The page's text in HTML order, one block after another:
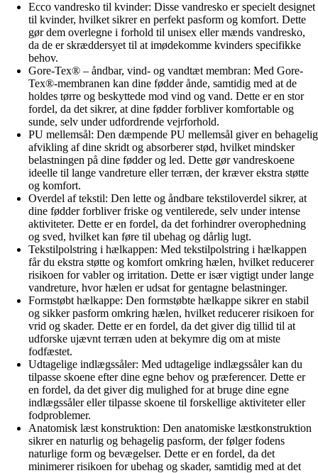
Ecco vandresko til kvinder: Disse vandresko er specielt designet
til kvinder, hvilket sikrer en perfekt pasform og komfort. Dette
gør dem overlegne i forhold til unisex eller mænds vandresko,
da de er skræddersyet til at imødekomme kvinders specifikke
behov.
Gore-Tex® – åndbar, vind- og vandtæt membran: Med Gore-
Tex®-membranen kan dine fødder ånde, samtidig med at de
holdes tørre og beskyttede mod vind og vand. Dette er en stor
fordel, da det sikrer, at dine fødder forbliver komfortable og
sunde, selv under udfordrende vejrforhold.
PU mellemsål: Den dæmpende PU mellemsål giver en behagelig
afvikling af dine skridt og absorberer stød, hvilket mindsker
belastningen på dine fødder og led. Dette gør vandreskoene
ideelle til lange vandreture eller terræn, der kræver ekstra støtte
og komfort.
Overdel af tekstil: Den lette og åndbare tekstiloverdel sikrer, at
dine fødder forbliver friske og ventilerede, selv under intense
aktiviteter. Dette er en fordel, da det forhindrer overophedning
og sved, hvilket kan føre til ubehag og dårlig lugt.
Tekstilpolstring i hælkappen: Med tekstilpolstring i hælkappen
får du ekstra støtte og komfort omkring hælen, hvilket reducerer
risikoen for vabler og irritation. Dette er især vigtigt under lange
vandreture, hvor hælen er udsat for gentagne belastninger.
Formstøbt hælkappe: Den formstøbte hælkappe sikrer en stabil
og sikker pasform omkring hælen, hvilket reducerer risikoen for
vrid og skader. Dette er en fordel, da det giver dig tillid til at
udforske ujævnt terræn uden at bekymre dig om at miste
fodfæstet.
Udtagelige indlægssåler: Med udtagelige indlægssåler kan du
tilpasse skoene efter dine egne behov og præferencer. Dette er
en fordel, da det giver dig mulighed for at bruge dine egne
indlægssåler eller tilpasse skoene til forskellige aktiviteter eller
fodproblemer.
Anatomisk læst konstruktion: Den anatomiske læstkonstruktion
sikrer en naturlig og behagelig pasform, der følger fodens
naturlige form og bevægelser. Dette er en fordel, da det
minimerer risikoen for ubehag og skader, samtidig med at det